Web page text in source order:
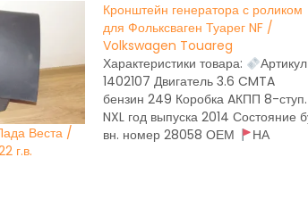
Веста /
г.в.
Кронштейн генератора с роликом
для Фольксваген Туарег NF /
Volkswagen Touareg
Характеристики товара:
Артикул
1402107 Двигатель 3.6 CMTA
бензин 249 Коробка AКПП 8-ступ.
NXL год выпуска 2014 Состояние
вн. номер 28058 ОЕМ
НА